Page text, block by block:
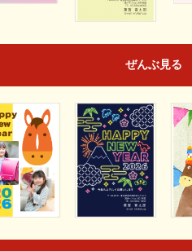
ぜんぶ見る